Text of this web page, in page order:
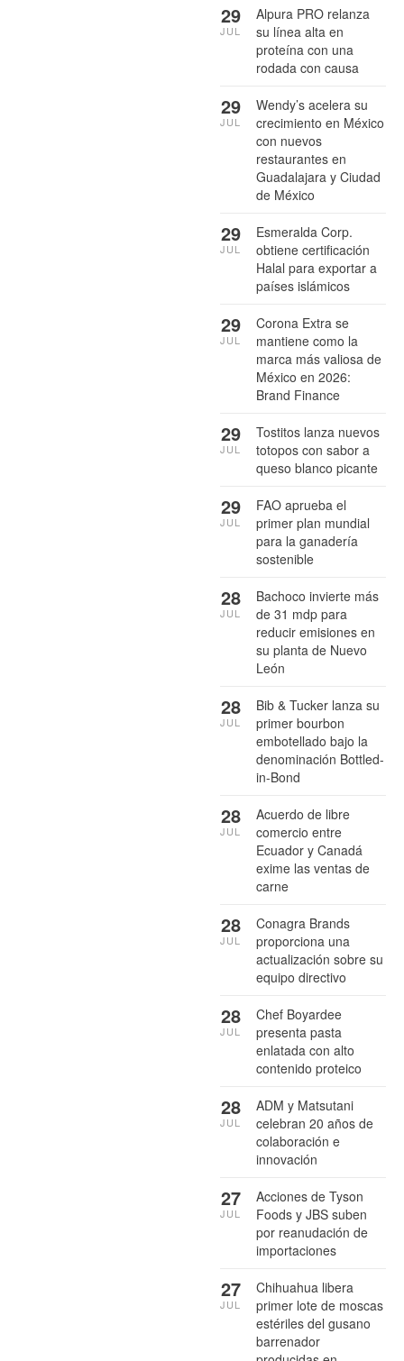
Alpura PRO relanza
su línea alta en
proteína con una
rodada con causa
29
JUL
Wendy’s acelera su
crecimiento en México
con nuevos
restaurantes en
Guadalajara y Ciudad
de México
29
JUL
Esmeralda Corp.
obtiene certificación
Halal para exportar a
países islámicos
29
JUL
Corona Extra se
mantiene como la
marca más valiosa de
México en 2026:
Brand Finance
29
JUL
Tostitos lanza nuevos
totopos con sabor a
queso blanco picante
29
JUL
FAO aprueba el
primer plan mundial
para la ganadería
sostenible
29
JUL
Bachoco invierte más
de 31 mdp para
reducir emisiones en
su planta de Nuevo
León
28
JUL
Bib & Tucker lanza su
primer bourbon
embotellado bajo la
denominación Bottled-
in-Bond
28
JUL
Acuerdo de libre
comercio entre
Ecuador y Canadá
exime las ventas de
carne
28
JUL
Conagra Brands
proporciona una
actualización sobre su
equipo directivo
28
JUL
Chef Boyardee
presenta pasta
enlatada con alto
contenido proteico
28
JUL
ADM y Matsutani
celebran 20 años de
colaboración e
innovación
28
JUL
Acciones de Tyson
Foods y JBS suben
por reanudación de
importaciones
27
JUL
Chihuahua libera
primer lote de moscas
estériles del gusano
barrenador
27
JUL